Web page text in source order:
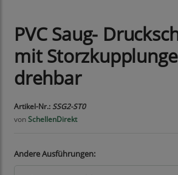
PVC Saug-
mit
drehbar
Artikel-Nr.: SSG2-ST0
vonSchellenDirekt
Andere Ausführungen: